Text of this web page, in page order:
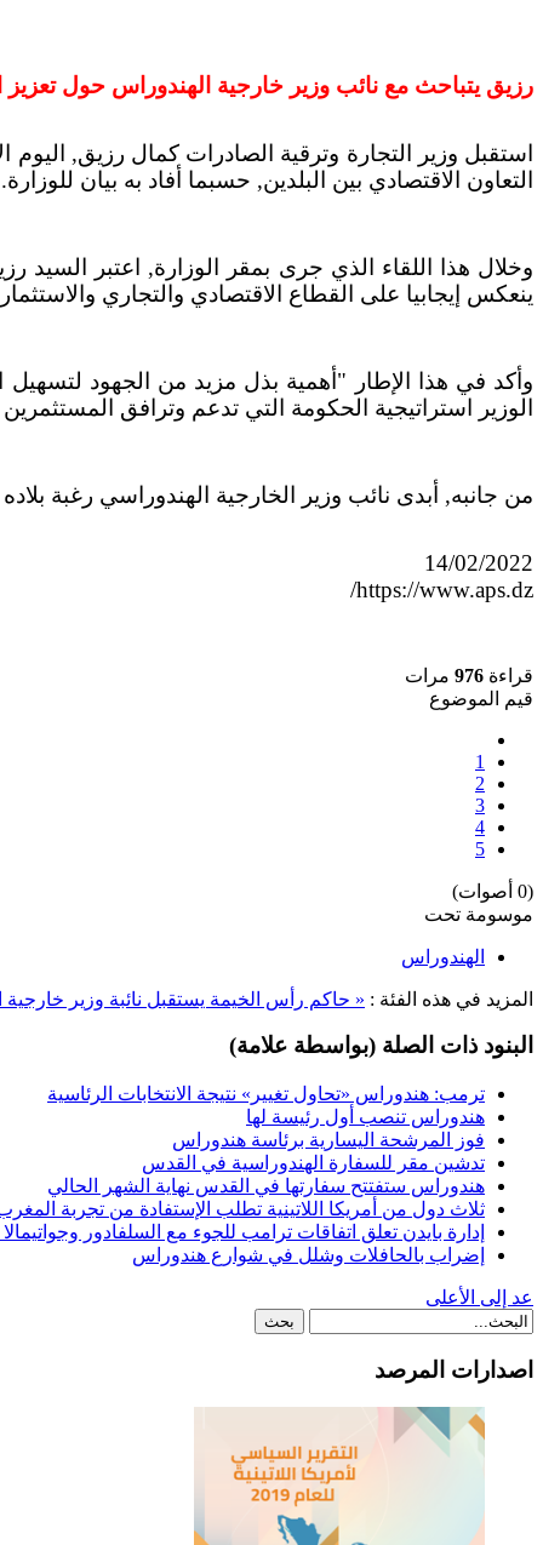
رزيق يتباحث مع نائب وزير خارجية الهندوراس حول تعزيز
استقبل وزير التجارة وترقية الصادرات كمال رزيق,
التعاون الاقتصادي بين البلدين, حسبما أفاد به بيان للوزارة.
وخلال هذا اللقاء الذي جرى بمقر الوزارة, اعتبر السيد
ينعكس إيجابيا على القطاع الاقتصادي والتجاري
وأكد في هذا الإطار "أهمية بذل مزيد من الجهود
الوزير استراتيجية الحكومة التي تدعم وترافق
من جانبه, أبدى نائب وزير الخارجية الهندوراسي رغبة
14/02/2022
https://www.aps.dz/
قراءة 976 مرات
قيم الموضوع
1
2
3
4
5
(0 أصوات)
موسومة تحت
الهندوراس
المزيد في هذه الفئة : « حاكم رأس الخيمة يستقبل نائبة وزير
البنود ذات الصلة (بواسطة علامة)
ترمب: هندوراس «تحاول تغيير» نتيجة الانتخابات الرئاسية
هندوراس تنصب أول رئيسة لها
فوز المرشحة اليسارية برئاسة هندوراس
تدشين مقر للسفارة الهندوراسية في القدس
هندوراس ستفتتح سفارتها في القدس نهاية الشهر الحالي
ثلاث دول من أمريكا اللاتينية تطلب الإستفادة من تجربة
إدارة بايدن تعلق اتفاقات ترامب للجوء مع السلفادور
إضراب بالحافلات وشلل في شوارع هندوراس
عد إلى الأعلى
اصدارات المرصد